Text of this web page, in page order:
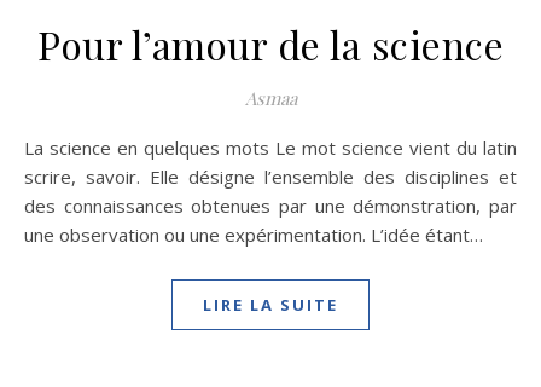
Pour l’amour de la science
Asmaa
La science en quelques mots Le mot science vient du latin
scrire, savoir. Elle désigne l’ensemble des disciplines et
des connaissances obtenues par une démonstration, par
une observation ou une expérimentation. L’idée étant…
LIRE LA SUITE